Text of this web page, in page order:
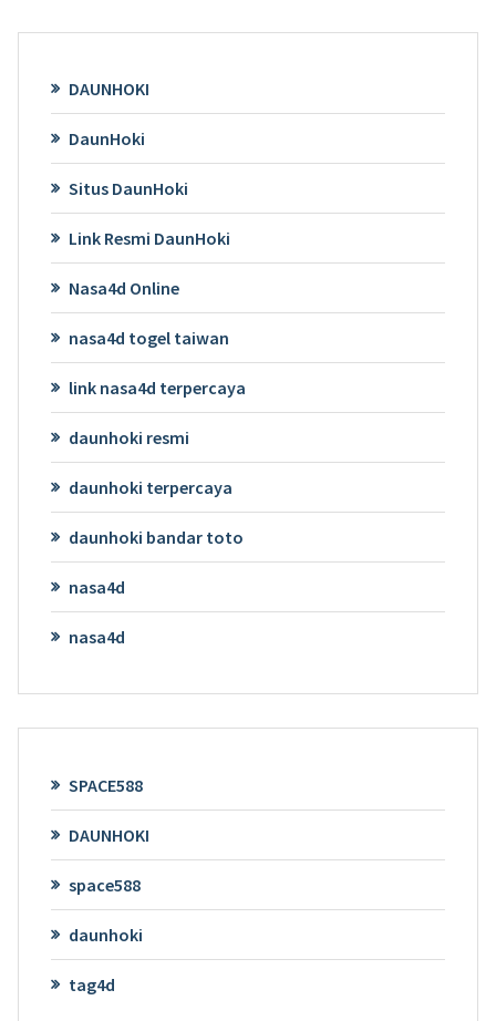
DAUNHOKI
DaunHoki
Situs DaunHoki
Link Resmi DaunHoki
Nasa4d Online
nasa4d togel taiwan
link nasa4d terpercaya
daunhoki resmi
daunhoki terpercaya
daunhoki bandar toto
nasa4d
nasa4d
SPACE588
DAUNHOKI
space588
daunhoki
tag4d